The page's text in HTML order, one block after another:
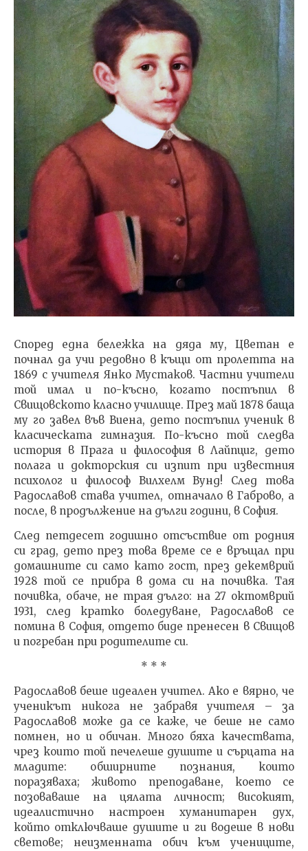
Според една бележка на дяда му, Цветан е
почнал да учи редовно в къщи от пролетта на
1869 с учителя Янко Мустаков. Частни учители
той имал и по-късно, когато постъпил в
Свищовското класно училище. През май 1878 баща
му го завел във Виена, дето постъпил ученик в
класическата гимназия. По-късно той следва
история в Прага и философия в Лайпциг, дето
полага и докторския си изпит при известния
психолог и философ Вилхелм Вунд! След това
Радославов става учител, отначало в Габрово, а
после, в продължение на дълги години, в София.
След петдесет годишно отсъствие от родния
си град, дето през това време се е връщал при
домашните си само като гост, през декемврий
1928 той се прибра в дома си на почивка. Тая
почивка, обаче, не трая дълго: на 27 октомврий
1931, след кратко боледуване, Радославов се
помина в София, отдето биде пренесен в Свищов
и погребан при родителите си.
* * *
Радославов беше идеален учител. Ако е вярно, че
ученикът никога не забравя учителя – за
Радославов може да се каже, че беше не само
помнен, но и обичан. Много бяха качествата,
чрез които той печелеше душите и сърцата на
младите: обширните познания, които
поразяваха; живото преподаване, което се
позоваваше на цялата личност; високият,
идеалистично настроен хуманитарен дух,
който отключваше душите и ги водеше в нови
светове; неизменната обич към учениците,